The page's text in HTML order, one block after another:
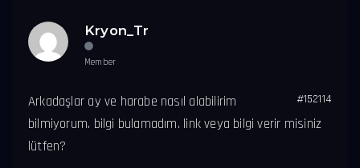
Kryon_Tr
Member
#152114
Arkadaşlar ay ve harabe nasıl alabilirim
bilmiyorum. bilgi bulamadım. link veya bilgi verir misiniz
lütfen?